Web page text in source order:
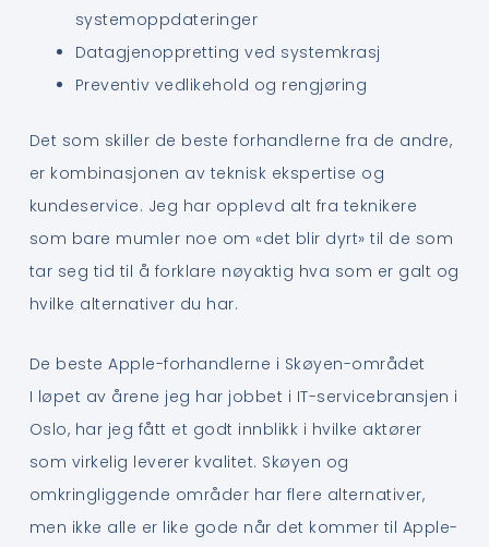
systemoppdateringer
Datagjenoppretting ved systemkrasj
Preventiv vedlikehold og rengjøring
Det som skiller de beste forhandlerne fra de andre,
er kombinasjonen av teknisk ekspertise og
kundeservice. Jeg har opplevd alt fra teknikere
som bare mumler noe om «det blir dyrt» til de som
tar seg tid til å forklare nøyaktig hva som er galt og
hvilke alternativer du har.
De beste Apple-forhandlerne i Skøyen-området
I løpet av årene jeg har jobbet i IT-servicebransjen i
Oslo, har jeg fått et godt innblikk i hvilke aktører
som virkelig leverer kvalitet. Skøyen og
omkringliggende områder har flere alternativer,
men ikke alle er like gode når det kommer til Apple-